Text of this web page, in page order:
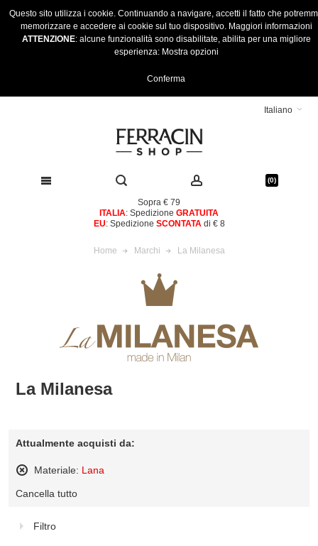
Questo sito utilizza i cookie. Continuando a navigare, accetti il fatto che
memorizzare e accedere ai cookie sul tuo dispositivo. Maggiori informazioni
ATTENZIONE: alcune funzionalità sono disabilitate, abilita per una migliore
esperienza: Mostra opzioni
Conferma
Italiano
(0)
Sopra € 79
ITALIA: Spedizione GRATUITA
EU: Spedizione SCONTATAdi € 8
Home Marchi La Milanesa
La Milanesa
Attualmente acquisti da:
Materiale: Lana
questo
Cancella tutto
Filtro